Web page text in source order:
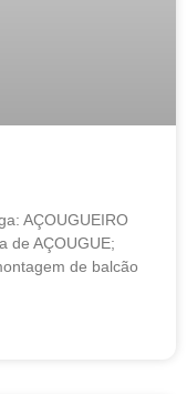
AÇOUGUEIRO
de AÇOUGUE;
de balcão